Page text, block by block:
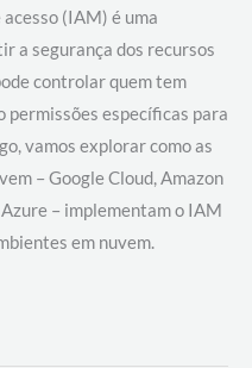
(IAM) é uma
a segurança dos recursos
controlar quem tem
permissões específicas para
vamos explorar como as
– Google Cloud, Amazon
– implementam o IAM
em nuvem.